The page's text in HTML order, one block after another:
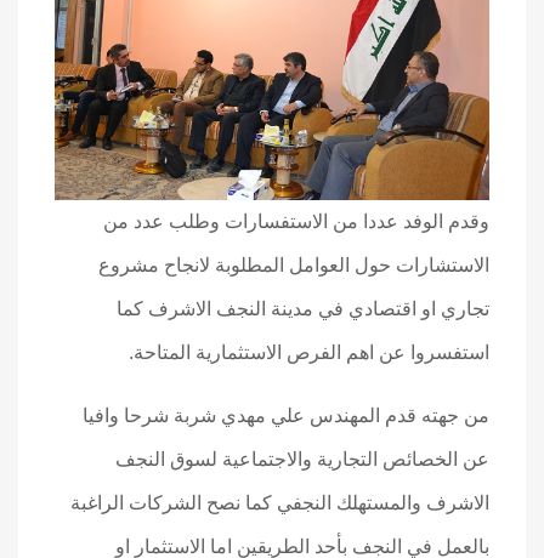
وقدم الوفد عددا من الاستفسارات وطلب عدد من
الاستشارات حول العوامل المطلوبة لانجاح مشروع
تجاري او اقتصادي في مدينة النجف الاشرف كما
استفسروا عن اهم الفرص الاستثمارية المتاحة.
من جهته قدم المهندس علي مهدي شربة شرحا وافيا
عن الخصائص التجارية والاجتماعية لسوق النجف
الاشرف والمستهلك النجفي كما نصح الشركات الراغبة
بالعمل في النجف بأحد الطريقين اما الاستثمار او